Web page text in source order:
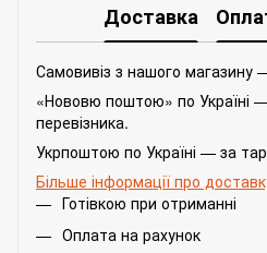
Доставка
Самовивіз з нашого магазину
«Нововю поштою» по Україні
перевізника.
Укрпоштою по Україні — за
Більше інформації про
Готівкою при отриманні
Оплата на рахунок